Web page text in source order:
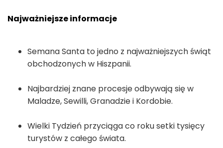
Najważniejsze informacje
Semana Santa to jedno z najważniejszych świąt
obchodzonych w Hiszpanii.
Najbardziej znane procesje odbywają się w
Maladze, Sewilli, Granadzie i Kordobie.
Wielki Tydzień przyciąga co roku setki tysięcy
turystów z całego świata.